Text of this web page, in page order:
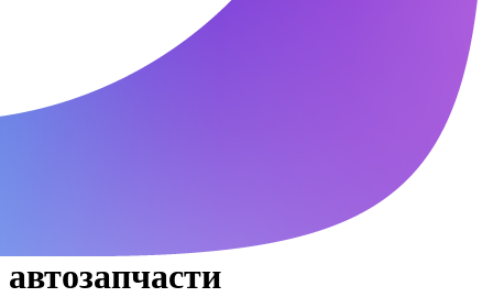
автозапчасти